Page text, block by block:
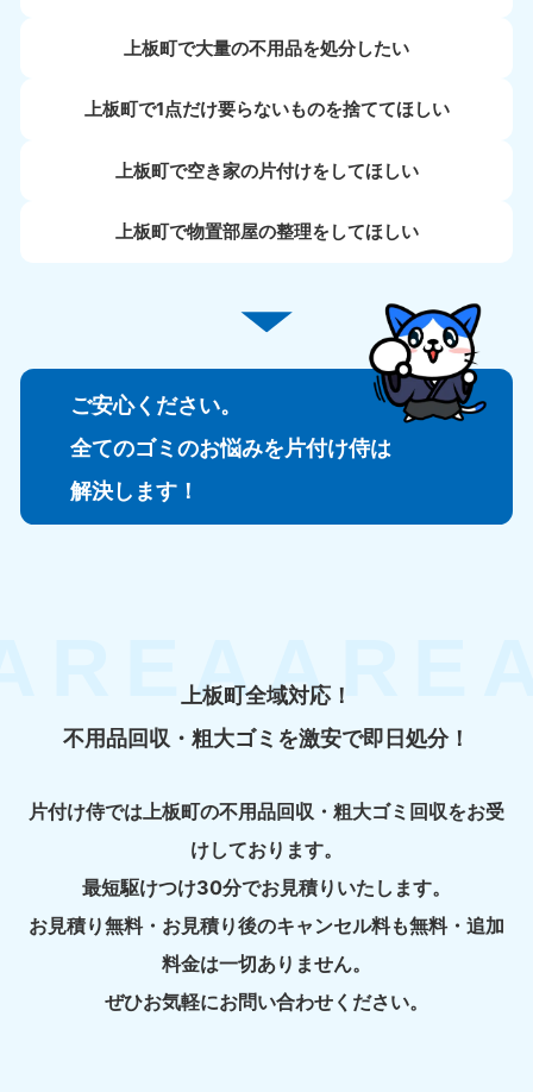
上板町で大量の不用品を処分したい
上板町で1点だけ要らないものを捨ててほしい
上板町で空き家の片付けをしてほしい
上板町で物置部屋の整理をしてほしい
ご安心ください。
全てのゴミのお悩みを片付け侍は
解決します！
上板町全域対応！
不用品回収・粗大ゴミを激安で即日処分！
片付け侍では上板町の不用品回収・粗大ゴミ回収をお受
けしております。
最短駆けつけ30分でお見積りいたします。
お見積り無料・お見積り後のキャンセル料も無料・追加
料金は一切ありません。
ぜひお気軽にお問い合わせください。